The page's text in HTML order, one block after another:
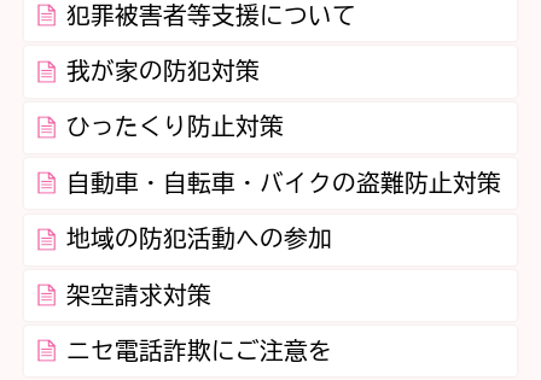
犯罪被害者等支援について
我が家の防犯対策
ひったくり防止対策
自動車・自転車・バイクの盗難防止対策
地域の防犯活動への参加
架空請求対策
ニセ電話詐欺にご注意を